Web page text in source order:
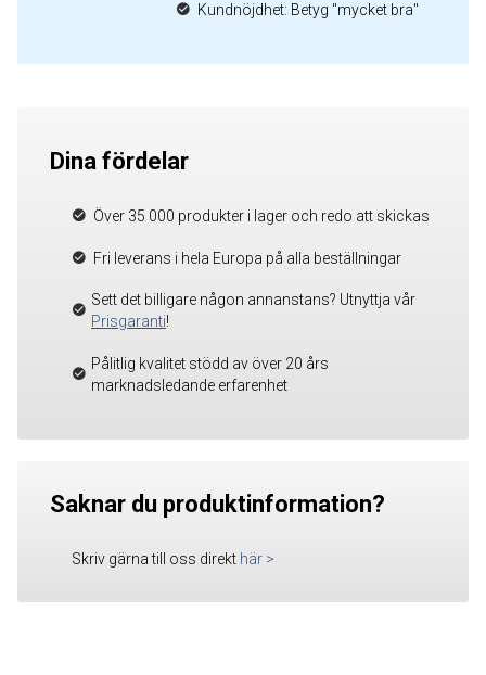
Kundnöjdhet: Betyg "mycket bra"
Dina fördelar
Över 35 000 produkter i lager och redo att skickas
Fri leverans i hela Europa på alla beställningar
Sett det billigare någon annanstans? Utnyttja vår
Prisgaranti!
Pålitlig kvalitet stödd av över 20 års
marknadsledande erfarenhet
Saknar du produktinformation?
Skriv gärna till oss direkt här >